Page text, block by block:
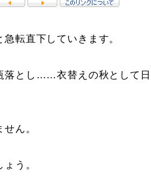
転直下していきます。
落とし……衣替えの秋として日
ん。
う。